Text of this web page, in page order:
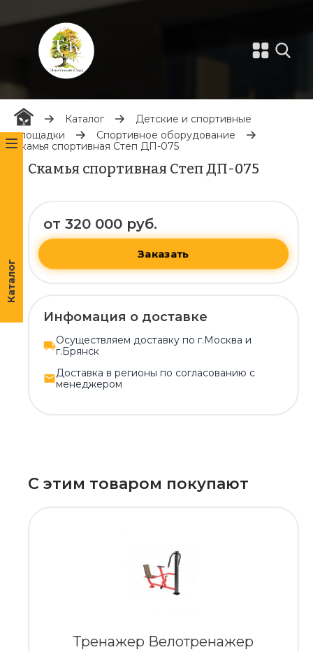
Каталог
Детские и спортивные
площадки
Спортивное оборудование
Скамья спортивная Степ ДП-075
Скамья спортивная Степ ДП-075
Каталог
от 320 000 руб.
Заказать
Инфомация о доставке
Осуществляем доставку по г.Москва и
г.Брянск
Доставка в регионы по согласованию с
менеджером
С этим товаром покупают
Тренажер Велотренажер